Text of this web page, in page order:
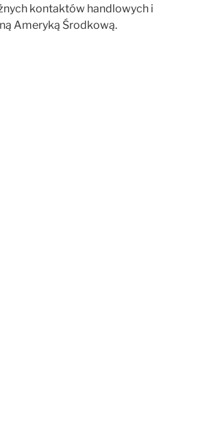
kontaktów handlowych i
Ameryką Środkową.